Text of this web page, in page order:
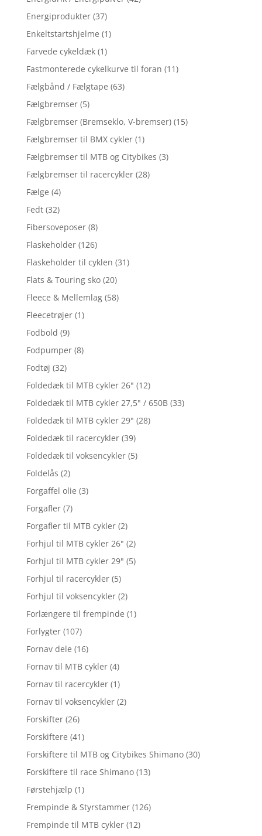
Energiprodukter (37)
Enkeltstartshjelme (1)
Farvede cykeldæk (1)
Fastmonterede cykelkurve til foran (11)
Fælgbånd / Fælgtape (63)
Fælgbremser (5)
Fælgbremser (Bremseklo, V-bremser) (15)
Fælgbremser til BMX cykler (1)
Fælgbremser til MTB og Citybikes (3)
Fælgbremser til racercykler (28)
Fælge (4)
Fedt (32)
Fibersoveposer (8)
Flaskeholder (126)
Flaskeholder til cyklen (31)
Flats & Touring sko (20)
Fleece & Mellemlag (58)
Fleecetrøjer (1)
Fodbold (9)
Fodpumper (8)
Fodtøj (32)
Foldedæk til MTB cykler 26" (12)
Foldedæk til MTB cykler 27,5" / 650B (33)
Foldedæk til MTB cykler 29" (28)
Foldedæk til racercykler (39)
Foldedæk til voksencykler (5)
Foldelås (2)
Forgaffel olie (3)
Forgafler (7)
Forgafler til MTB cykler (2)
Forhjul til MTB cykler 26" (2)
Forhjul til MTB cykler 29" (5)
Forhjul til racercykler (5)
Forhjul til voksencykler (2)
Forlængere til frempinde (1)
Forlygter (107)
Fornav dele (16)
Fornav til MTB cykler (4)
Fornav til racercykler (1)
Fornav til voksencykler (2)
Forskifter (26)
Forskiftere (41)
Forskiftere til MTB og Citybikes Shimano (30)
Forskiftere til race Shimano (13)
Førstehjælp (1)
Frempinde & Styrstammer (126)
Frempinde til MTB cykler (12)